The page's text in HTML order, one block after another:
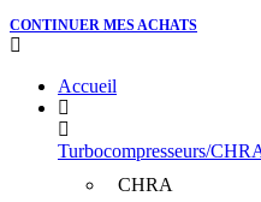
CONTINUER MES ACHATS
Accueil
Turbocompresseurs/
CHRA